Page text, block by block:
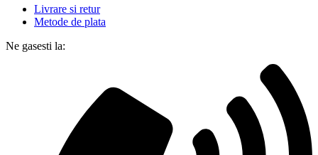
Livrare si retur
Metode de plata
Ne gasesti la: